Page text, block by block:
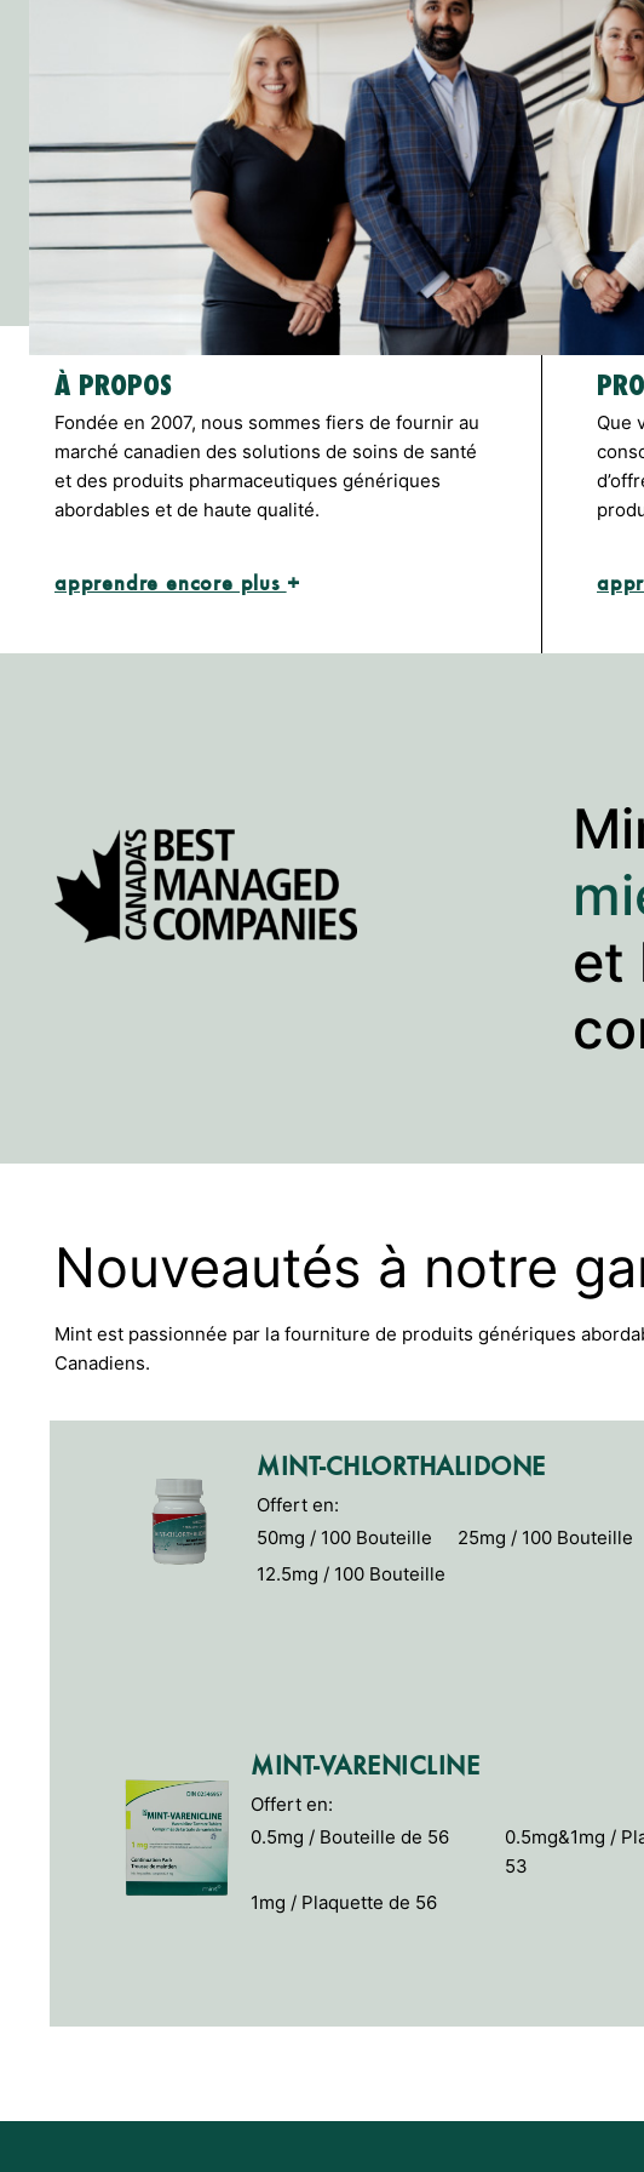
À PROPOS
Fondée en 2007, nous sommes fiers de fournir au
marché canadien des solutions de soins de santé
et des produits pharmaceutiques génériques
abordables et de haute qualité.
apprendre encore plus +
Que
et
Nouveautés à notre
Mint est passionnée par la fourniture de produits génériques
Canadiens.
MINT-CHLORTHALIDONE
Offert en:
50mg / 100 Bouteille
25mg / 100 Bouteille
12.5mg / 100 Bouteille
MINT-VARENICLINE
Offert en:
0.5mg / Bouteille de 56
0.5mg&1mg /
53
1mg / Plaquette de 56